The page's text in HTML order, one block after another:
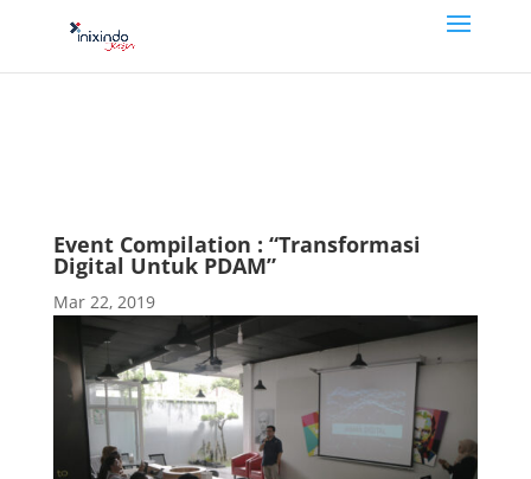
Event Compilation : “Transformasi
Digital Untuk PDAM”
Mar 22, 2019